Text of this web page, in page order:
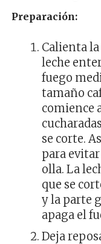
Preparación:
Calienta
leche
fuego
tamaño
comience
se corte.
para evitar
olla. La
que se
y la parte
apaga el
Deja